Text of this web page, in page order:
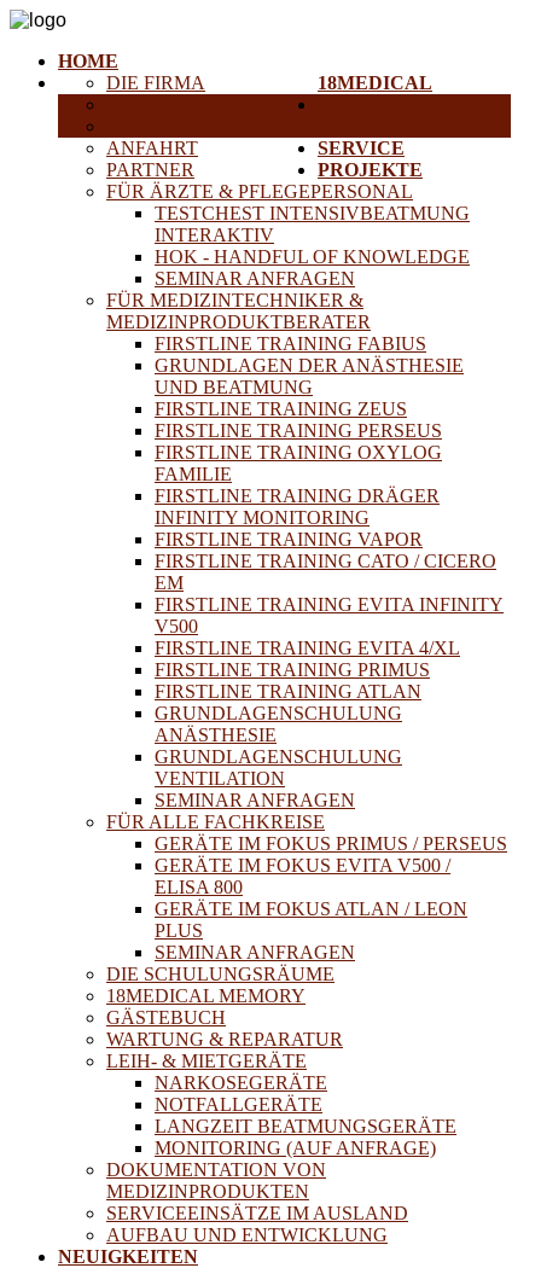
HOME
18MEDICAL
DIE FIRMA
ANFAHRT
PARTNER
FÜR ÄRZTE & PFLEGEPERSONAL
TESTCHEST INTENSIVBEATMUNG
INTERAKTIV
HOK - HANDFUL OF KNOWLEDGE
SEMINAR ANFRAGEN
FÜR MEDIZINTECHNIKER &
MEDIZINPRODUKTBERATER
FIRSTLINE TRAINING FABIUS
GRUNDLAGEN DER ANÄSTHESIE
UND BEATMUNG
FIRSTLINE TRAINING ZEUS
FIRSTLINE TRAINING PERSEUS
FIRSTLINE TRAINING OXYLOG
FAMILIE
FIRSTLINE TRAINING DRÄGER
INFINITY MONITORING
FIRSTLINE TRAINING VAPOR
FIRSTLINE TRAINING CATO / CICERO
EM
FIRSTLINE TRAINING EVITA INFINITY
V500
FIRSTLINE TRAINING EVITA 4/XL
FIRSTLINE TRAINING PRIMUS
FIRSTLINE TRAINING ATLAN
GRUNDLAGENSCHULUNG
ANÄSTHESIE
GRUNDLAGENSCHULUNG
VENTILATION
SEMINAR ANFRAGEN
FÜR ALLE FACHKREISE
GERÄTE IM FOKUS PRIMUS / PERSEUS
GERÄTE IM FOKUS EVITA V500 /
ELISA 800
GERÄTE IM FOKUS ATLAN / LEON
PLUS
SEMINAR ANFRAGEN
DIE SCHULUNGSRÄUME
18MEDICAL MEMORY
GÄSTEBUCH
SERVICE
WARTUNG & REPARATUR
LEIH- & MIETGERÄTE
NARKOSEGERÄTE
NOTFALLGERÄTE
LANGZEIT BEATMUNGSGERÄTE
MONITORING (AUF ANFRAGE)
DOKUMENTATION VON
MEDIZINPRODUKTEN
PROJEKTE
SERVICEEINSÄTZE IM AUSLAND
AUFBAU UND ENTWICKLUNG
NEUIGKEITEN